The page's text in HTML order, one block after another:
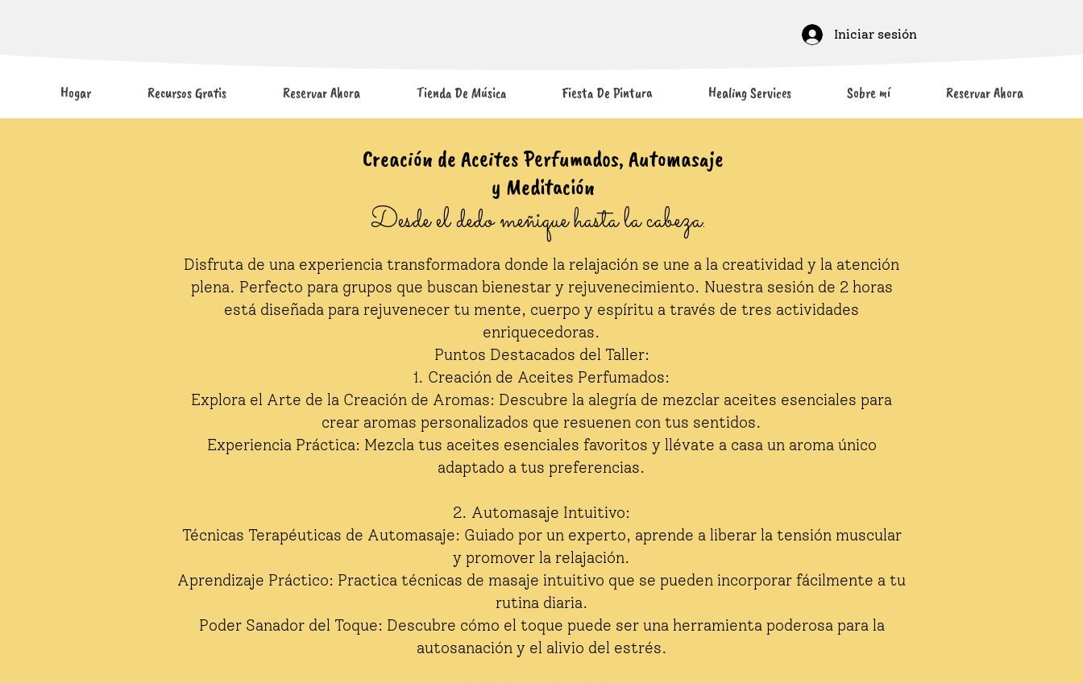
Iniciar sesión
Hogar Recursos Gratis Reservar Ahora Tienda De Música Fiesta De Pintura Healing Services Sobre mí Reservar Ahora
Creación de Aceites Perfumados, Automasaje
y Meditación
Desde el dedo meñique hasta la cabeza.
Disfruta de una experiencia transformadora donde la relajación se une a la creatividad y la atención
plena. Perfecto para grupos que buscan bienestar y rejuvenecimiento. Nuestra sesión de 2 horas
está diseñada para rejuvenecer tu mente, cuerpo y espíritu a través de tres actividades
enriquecedoras.
Puntos Destacados del Taller:
1. Creación de Aceites Perfumados:
Explora el Arte de la Creación de Aromas: Descubre la alegría de mezclar aceites esenciales para
crear aromas personalizados que resuenen con tus sentidos.
Experiencia Práctica: Mezcla tus aceites esenciales favoritos y llévate a casa un aroma único
adaptado a tus preferencias.
2. Automasaje Intuitivo:
Técnicas Terapéuticas de Automasaje: Guiado por un experto, aprende a liberar la tensión muscular
y promover la relajación.
Aprendizaje Práctico: Practica técnicas de masaje intuitivo que se pueden incorporar fácilmente a tu
rutina diaria.
Poder Sanador del Toque: Descubre cómo el toque puede ser una herramienta poderosa para la
autosanación y el alivio del estrés.